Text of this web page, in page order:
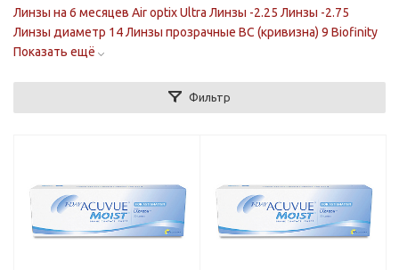
Линзы на 6 месяцев Air optixUltra Линзы -2.25 Линзы -2.75
Линзы диаметр 14Линзы прозрачные BC (кривизна) 9 Biofinity
Показать ещё
Фильтр